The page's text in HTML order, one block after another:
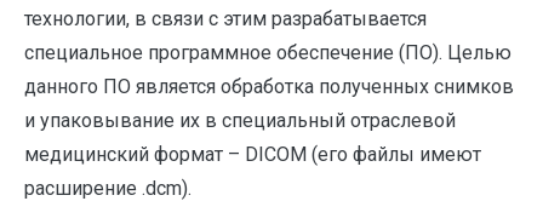
технологии, в связи с этим разрабатывается
специальное программное обеспечение (ПО). Целью
данного ПО является обработка полученных снимков
и упаковывание их в специальный отраслевой
медицинский формат – DICOM (его файлы имеют
расширение .dcm).